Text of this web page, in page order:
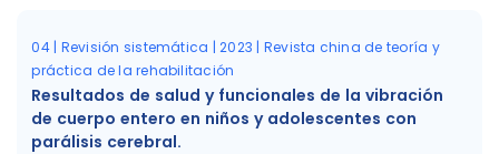
04 | Revisión sistemática | 2023 | Revista china de teoría y
práctica de la rehabilitación
Resultados de salud y funcionales de la vibración
de cuerpo entero en niños y adolescentes con
parálisis cerebral.